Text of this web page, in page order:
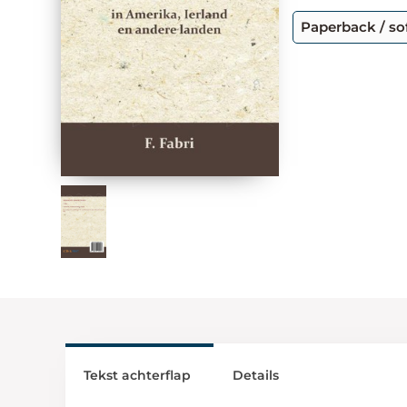
Paperback /
Tekst achterflap Details